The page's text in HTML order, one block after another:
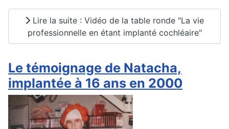
Lire la suite : Vidéo de la table ronde "La vie
professionnelle en étant implanté cochléaire"
Le témoignage de Natacha,
implantée à 16 ans en 2000